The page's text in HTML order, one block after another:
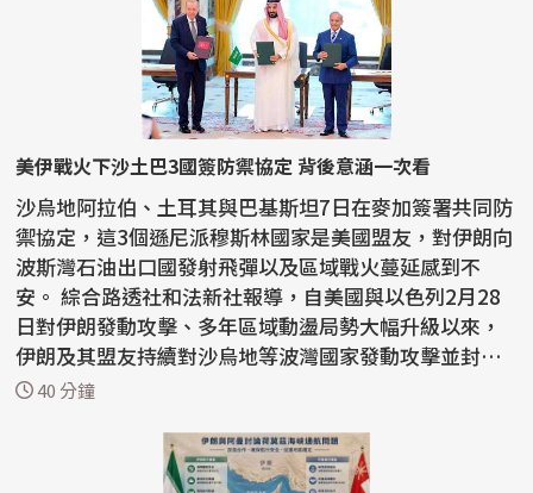
美伊戰火下沙土巴3國簽防禦協定 背後意涵一次看
沙烏地阿拉伯、土耳其與巴基斯坦7日在麥加簽署共同防
禦協定，這3個遜尼派穆斯林國家是美國盟友，對伊朗向
波斯灣石油出口國發射飛彈以及區域戰火蔓延感到不
安。 綜合路透社和法新社報導，自美國與以色列2月28
日對伊朗發動攻擊、多年區域動盪局勢大幅升級以來，
伊朗及其盟友持續對沙烏地等波灣國家發動攻擊並封鎖
能源運...
40 分鐘